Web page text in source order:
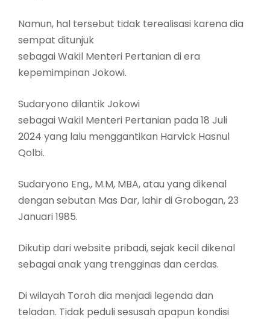
Namun, hal tersebut tidak terealisasi karena dia
sempat ditunjuk
sebagai Wakil Menteri Pertanian di era
kepemimpinan Jokowi.
Sudaryono dilantik Jokowi
sebagai Wakil Menteri Pertanian pada 18 Juli
2024 yang lalu menggantikan Harvick Hasnul
Qolbi.
Sudaryono Eng., M.M, MBA, atau yang dikenal
dengan sebutan Mas Dar, lahir di Grobogan, 23
Januari 1985.
Dikutip dari website pribadi, sejak kecil dikenal
sebagai anak yang trengginas dan cerdas.
Di wilayah Toroh dia menjadi legenda dan
teladan. Tidak peduli sesusah apapun kondisi